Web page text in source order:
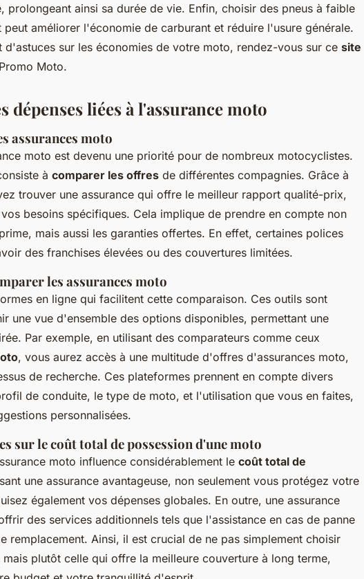
prolongeant ainsi sa durée de vie. Enfin, choisir des pneus à faible
peut améliorer l'économie de carburant et réduire l'usure générale.
d'astuces sur les économies de votre moto, rendez-vous sur ce site
Promo Moto.
dépenses liées à l'assurance moto
assurances moto
moto est devenu une priorité pour de nombreux motocyclistes.
à comparer les offres de différentes compagnies. Grâce à
trouver une assurance qui offre le meilleur rapport qualité-prix,
besoins spécifiques. Cela implique de prendre en compte non
mais aussi les garanties offertes. En effet, certaines polices
des franchises élevées ou des couvertures limitées.
les assurances moto
en ligne qui facilitent cette comparaison. Ces outils sont
une vue d'ensemble des options disponibles, permettant une
Par exemple, en utilisant des comparateurs comme ceux
, vous aurez accès à une multitude d'offres d'assurances moto,
de recherche. Ces plateformes prennent en compte divers
de conduite, le type de moto, et l'utilisation que vous en faites,
personnalisées.
sur le coût total de possession d'une moto
moto influence considérablement le coût total de
une assurance avantageuse, non seulement vous protégez votre
également vos dépenses globales. En outre, une assurance
des services additionnels tels que l'assistance en cas de panne
remplacement. Ainsi, il est crucial de ne pas simplement choisir
plutôt celle qui offre la meilleure couverture à long terme,